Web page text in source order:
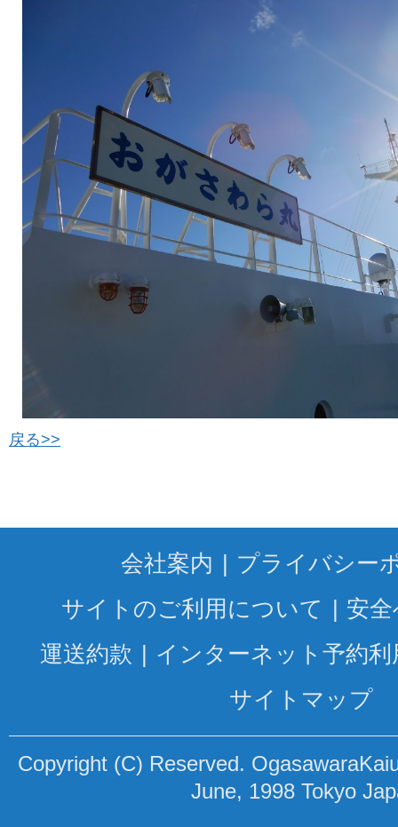
戻る>>
会社案内
プライバシー
サイトのご利用について
安
運送約款
インターネット予約利
サイトマップ
Copyright (C) Reserved.
June, 1998 Tokyo